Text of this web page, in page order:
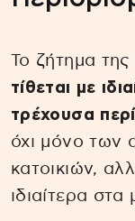
Το ζήτημα της
τίθεται με
τρέχουσα
όχι μόνο των
κατοικιών,
ιδιαίτερα